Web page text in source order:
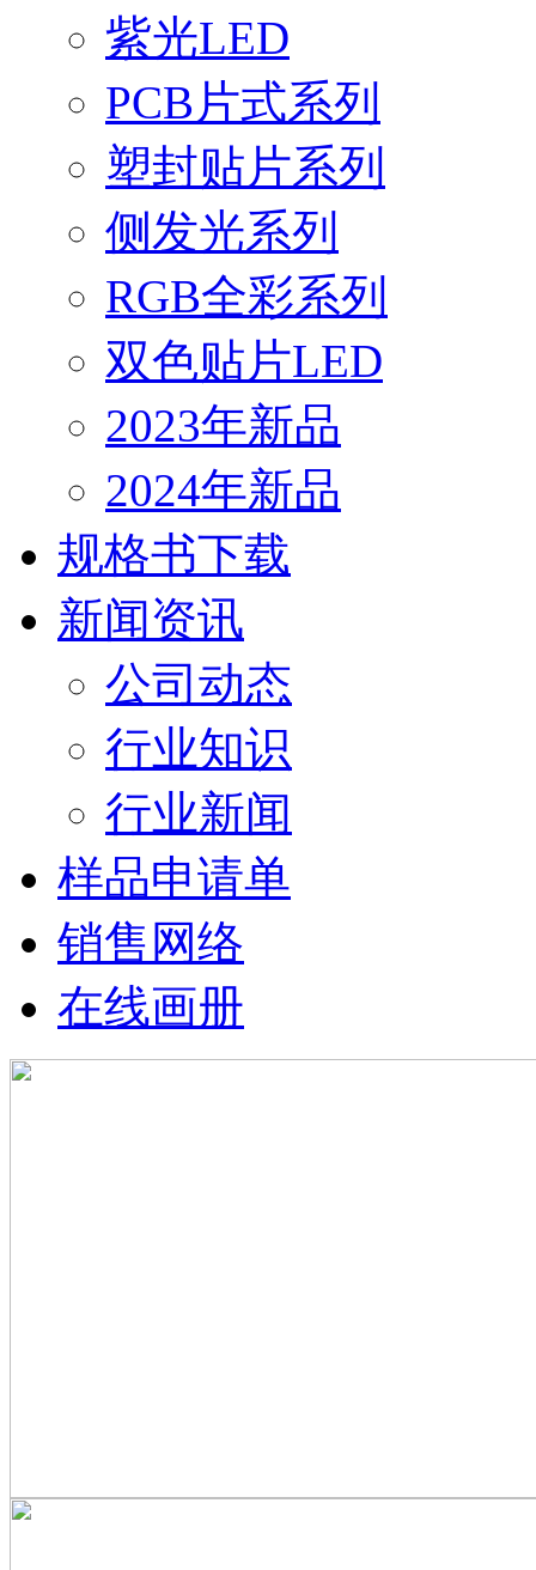
紫光LED
PCB片式系列
塑封贴片系列
侧发光系列
RGB全彩系列
双色贴片LED
2023年新品
2024年新品
规格书下载
新闻资讯
公司动态
行业知识
行业新闻
样品申请单
销售网络
在线画册